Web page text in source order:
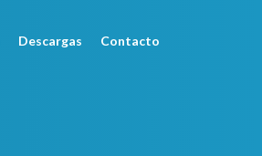
Descargas Contacto